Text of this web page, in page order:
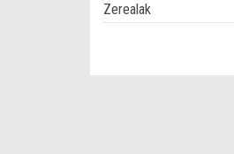
Zerealak